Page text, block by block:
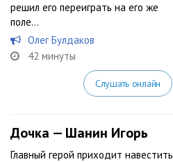
решил его переиграть на его же
поле…
Олег Булдаков
42 минуты
Слушать онлайн
Дочка — Шанин Игорь
Главный герой приходит навестить